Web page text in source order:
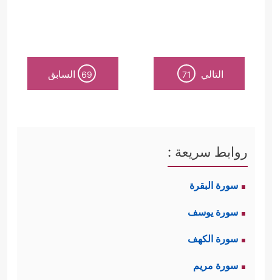
التالي 71
69 السابق
روابط سريعة :
سورة البقرة
سورة يوسف
سورة الكهف
سورة مريم